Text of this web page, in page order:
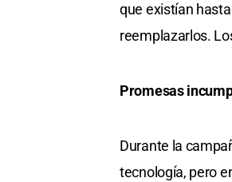
que existían
reemplazarlos.
Promesas
Durante la
tecnología, pero